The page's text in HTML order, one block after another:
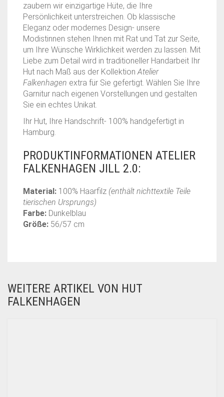
zaubern wir einzigartige Hüte, die Ihre
Persönlichkeit unterstreichen. Ob klassische
Eleganz oder modernes Design- unsere
Modistinnen stehen Ihnen mit Rat und Tat zur Seite,
um Ihre Wünsche Wirklichkeit werden zu lassen. Mit
Liebe zum Detail wird in traditioneller Handarbeit Ihr
Hut nach Maß aus der KollektionAtelier
Falkenhagen extra für Sie gefertigt. Wählen Sie Ihre
Garnitur nach eigenen Vorstellungen und gestalten
Sie ein echtes Unikat.
Ihr Hut, Ihre Handschrift- 100% handgefertigt in
Hamburg.
PRODUKTINFORMATIONEN ATELIER
FALKENHAGEN JILL 2.0:
Material: 100% Haarfilz (enthält nichttextile Teile
tierischen Ursprungs)
Farbe: Dunkelblau
Größe: 56/57 cm
WEITERE ARTIKEL VON HUT
FALKENHAGEN